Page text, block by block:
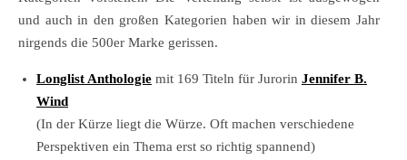
und auch in den großen Kategorien haben wir in diesem Jahr
nirgends die 500er Marke gerissen.
Longlist Anthologie mit 169 Titeln für Jurorin Jennifer B.
Wind
(In der Kürze liegt die Würze. Oft machen verschiedene
Perspektiven ein Thema erst so richtig spannend)